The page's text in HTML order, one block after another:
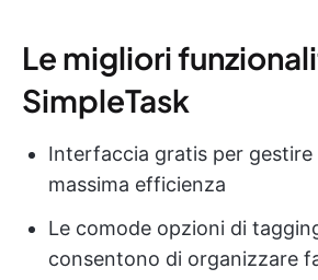
Le migliori
SimpleTask
Interfaccia gratis per
massima efficienza
Le comode opzioni di
consentono di organizzare